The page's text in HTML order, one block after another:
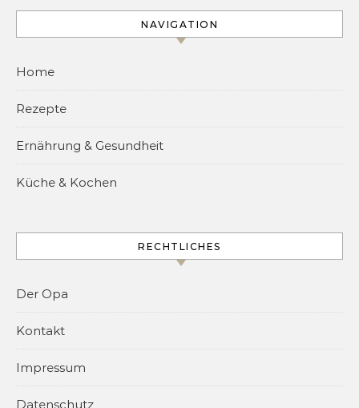
NAVIGATION
Home
Rezepte
Ernährung & Gesundheit
Küche & Kochen
RECHTLICHES
Der Opa
Kontakt
Impressum
Datenschutz